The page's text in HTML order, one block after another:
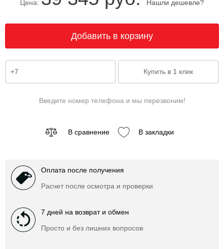
Цена: Нашли дешевле?
Введите номер телефона и мы перезвоним!
В сравнение В закладки
Оплата после получения
Расчет после осмотра и проверки
7 дней на возврат и обмен
Просто и без лишних вопросов